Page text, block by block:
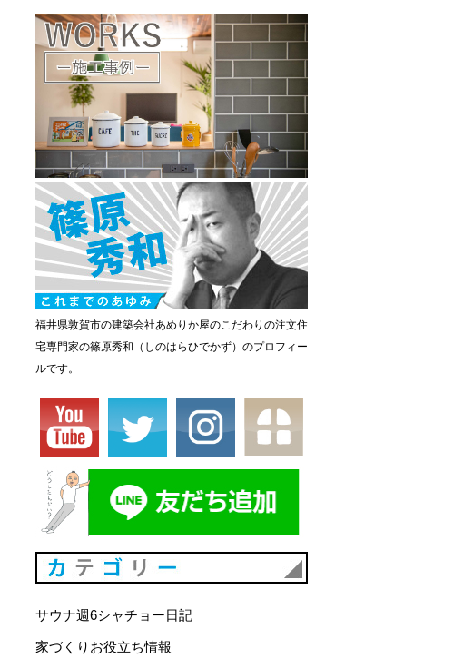
福井県敦賀市の建築会社あめりか屋のこだわりの注文住
宅専門家の篠原秀和（しのはらひでかず）のプロフィー
ルです。
サウナ週6シャチョー日記
家づくりお役立ち情報